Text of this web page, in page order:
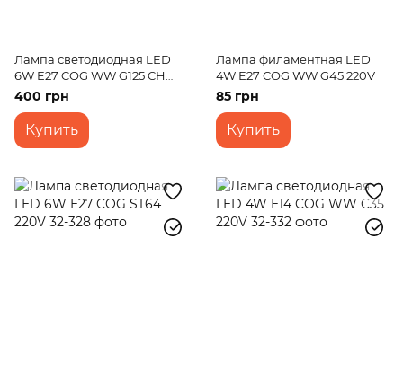
Лампа светодиодная LED
6W E27 COG WW G125 CH
(32-368) 220V
400 грн
Купить
Лампа филаментная LED
4W E27 COG WW G45 220V
85 грн
Купить